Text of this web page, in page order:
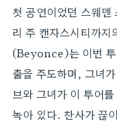
첫 공연이었던 스웨
리 주 캔자스시티까
(Beyonce)는 이번 투
출을 주도하며, 그녀
브와 그녀가 이 투어
녹아 있다. 찬사가 끊